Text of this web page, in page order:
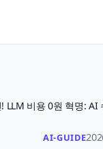
AI-GUIDE